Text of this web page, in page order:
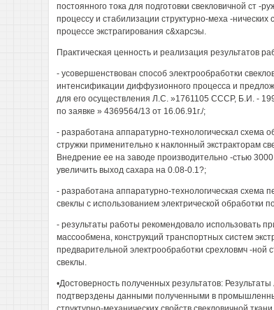
постоянного тока для подготовки свекловичной ст -
процессу и стабилизации структурно-меха -нических
процессе экстрагирования с&харсэы.
Практическая ценность и реализация результатов
- усовершенствован способ электрообработки
интенсификации диффузионного процесса и
для его осуществления Л.С. »1761105 СССР, Б.И. -
по заявке » 4369564/13 от 16.06.91г./;
- разработана аппаратурно-технологическал схема
стружки применительно к наклонный экстракторам
Внедрение ее на заводе производительно -стью 3000
увеличить выход сахара на 0.08-0.1?;
- разработана аппаратурно-технологическая схема
свеклы с использованием электрической обработки
- результаты работы рекомендовало использовать
массообмена, конструкций транспортных систем
предварительной электрообработки срехловмч -ной
свеклы.
•Достоверность полученных результатов:
подтверздены данными полученными в